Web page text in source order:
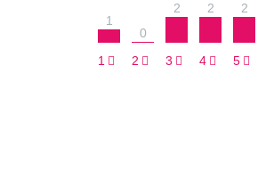
1
1
2
0
3
2
4
2
5
2